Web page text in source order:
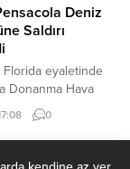
evinde bulundu.
cansız
52 yaşındaki
Deniz
Saldırı
Florida eyaletinde
Donanma Hava
silahlı saldırı
Suudi ordu
öğrenci, donanma
0